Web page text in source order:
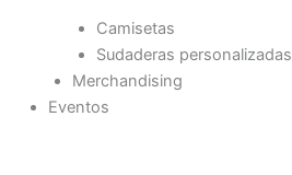
Camisetas
Sudaderas personalizadas
Merchandising
Eventos